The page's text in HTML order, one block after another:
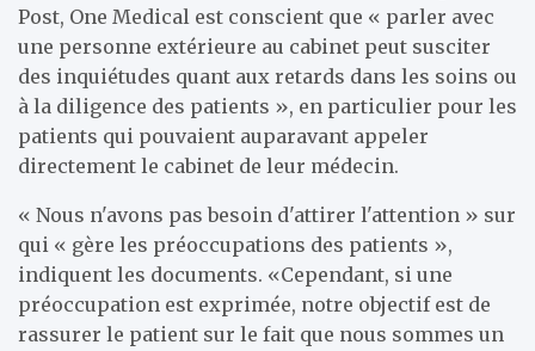
Post, One Medical est conscient que « parler avec
une personne extérieure au cabinet peut susciter
des inquiétudes quant aux retards dans les soins ou
à la diligence des patients », en particulier pour les
patients qui pouvaient auparavant appeler
directement le cabinet de leur médecin.
« Nous n'avons pas besoin d'attirer l'attention » sur
qui « gère les préoccupations des patients »,
indiquent les documents. «Cependant, si une
préoccupation est exprimée, notre objectif est de
rassurer le patient sur le fait que nous sommes un